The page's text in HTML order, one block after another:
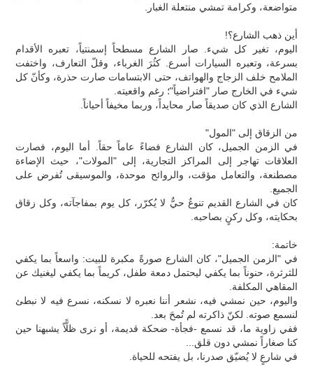
متواضعة، وكرامة تمشي منتعلة الغبار.
أين ذهب الشارع؟!
اليوم، تغير كل شيء. صار الشارع مسطحاً إسمنتياً، تعبره الأقدام
بسرعة، وتعبره السيارات أسرع. كثُرَ الغرباء، وقلّ التعارف، واختفت
الملامح خلف الزجاج والهواتف، حتى الابتسامات صارت حذرة، وكأنّ كل
شيء في الخارج صار "افتراضياً"؛ رغم واقعيته.
الشارع الذي كان صديقاً صار محايداً، وربما مخيفاً أحياناً.
من الزقاق إلى "المول"
في الزمن الجميل، كان الشارع فضاءً عاماً حقاً. أما اليوم، فصارت
العلاقات تهاجر إلى المراكز التجارية، إلى "المولات"، حيث الإضاءة
مصطنعة، والتعامل مؤقت، والروائح موحدة، والموسيقى تُفرض على
الجميع.
كان في الشارع القديم تنوعٌ حيٌّ لا يُكرّر، كل يوم بمفاجآته، وكل زقاق
بحكايته، وكل ركنٍ بصاحبه.
خاتمة:
في "الزمن الجميل"، كان الشارع صورةً مكبرة للبيت: واسعاً بما يكفي
للثرثرة، حنوناً بما يكفي ليحتمل دمعة طفل، كريماً بما يكفي ليغنيك عن
المقاهي المكلفة.
واليوم، حين نمشي فيه، نشعر أننا نعبره لا نسكنه، نسرع فيه لا نبطئ
لنسمع صوته. لكنّ ذاكرته لم تُمحَ بعد.
ففي زاوية ما، قد نسمع -فجأة- ضحكة قديمة، أو نرى ظلًّاً يشبهنا حين
كنا صغاراً نمشي دون قلق...
في شارعٍ لا يُضيّق صدرنا، بل يفتحه للحياة.